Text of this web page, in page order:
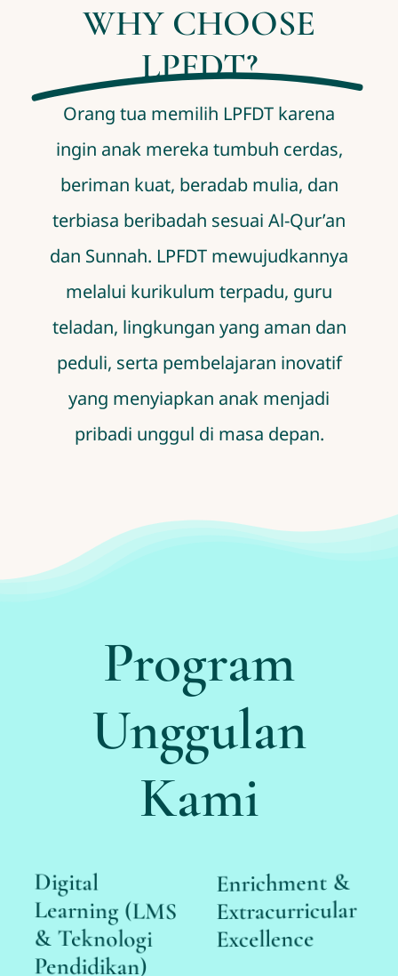
WHY CHOOSE
LPFDT?
Orang tua memilih LPFDT karena
ingin anak mereka tumbuh cerdas,
beriman kuat, beradab mulia, dan
terbiasa beribadah sesuai Al-Qur’an
dan Sunnah. LPFDT mewujudkannya
melalui kurikulum terpadu, guru
teladan, lingkungan yang aman dan
peduli, serta pembelajaran inovatif
yang menyiapkan anak menjadi
pribadi unggul di masa depan.
Program
Unggulan
Kami
Enrichment &
Extracurricular
Excellence
Islamic &
National
Celebration